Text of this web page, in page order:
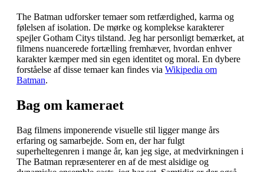
The Batman udforsker temaer som retfærdighed, karma og
følelsen af isolation. De mørke og komplekse karakterer
spejler Gotham Citys tilstand. Jeg har personligt bemærket, at
filmens nuancerede fortælling fremhæver, hvordan enhver
karakter kæmper med sin egen identitet og moral. En dybere
forståelse af disse temaer kan findes via Wikipedia om
Batman.
Bag om kameraet
Bag filmens imponerende visuelle stil ligger mange års
erfaring og samarbejde. Som en, der har fulgt
superheltegenren i mange år, kan jeg sige, at medvirkningen i
The Batman repræsenterer en af de mest alsidige og